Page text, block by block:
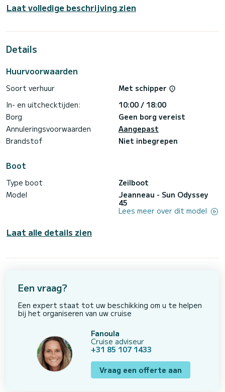
capaciteit van 8 personen. Met een totale lengte van 14
meter is het uw beste bondgenoot om een uitzonderlijke
Rijeka
Voor uw comfort heeft My Lady 2 toiletten met een douche
Furling genua. Het heeft de volgende apparatuur:
Dekdouche.
Boekingsaanvragen en offertes worden rechtstreeks door
SamBoat afgehandeld. U krijgt de beste prijzen via het
Laat volledige beschrijving zien
Details
Huurvoorwaarden
Soort verhuur
Met schipper
In- en uitchecktijden:
10:00 / 18:00
Borg
Geen borg vereist
Annuleringsvoorwaarden
Aangepast
Brandstof
Niet inbegrepen
Boot
Type boot
Zeilboot
Model
Jeanneau - Sun Odyssey
45
Lees meer over dit model
Laat alle details zien
Een vraag?
Een expert staat tot uw beschikking om u te helpen
bij het organiseren van uw cruise
Fanoula
Cruise adviseur
+31 85 107 1433
Vraag een offerte aan